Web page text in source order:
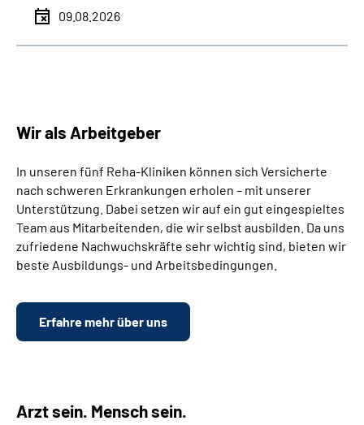
09.08.2026
Wir als Arbeitgeber
In unseren fünf Reha-Kliniken können sich Versicherte
nach schweren Erkrankungen erholen – mit unserer
Unterstützung. Dabei setzen wir auf ein gut eingespieltes
Team aus Mitarbeitenden, die wir selbst ausbilden. Da uns
zufriedene Nachwuchskräfte sehr wichtig sind, bieten wir
beste Ausbildungs- und Arbeitsbedingungen.
Erfahre mehr über uns
Arzt sein. Mensch sein.